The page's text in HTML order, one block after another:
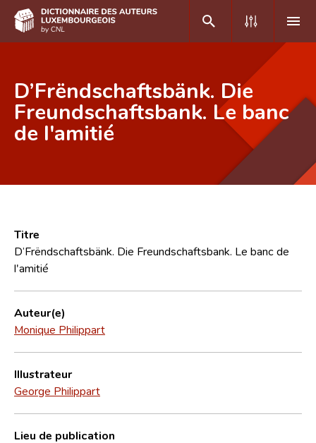
DE FR
Accueil
Recherche avancée
CNL
Équipe scientifique
D’Frëndschaftsbänk. Die
Freundschaftsbank. Le banc
de l'amitié
Titre
D’Frëndschaftsbänk. Die Freundschaftsbank. Le banc de
l'amitié
Auteur(e)
Monique Philippart
Illustrateur
George Philippart
Lieu de publication